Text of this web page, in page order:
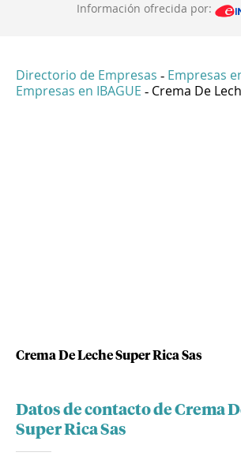
Información ofrecida por:
Directorio de Empresas - Empresas
Empresas en IBAGUE - Crema De
Crema De Leche Super Rica Sas
Datos de contacto de Crema
Super Rica Sas